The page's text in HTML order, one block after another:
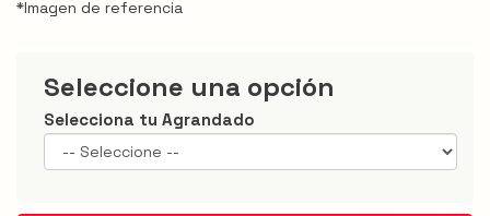
*Imagen de referencia
Seleccione una opción
Selecciona tu Agrandado
productos
vendidos
Pollo